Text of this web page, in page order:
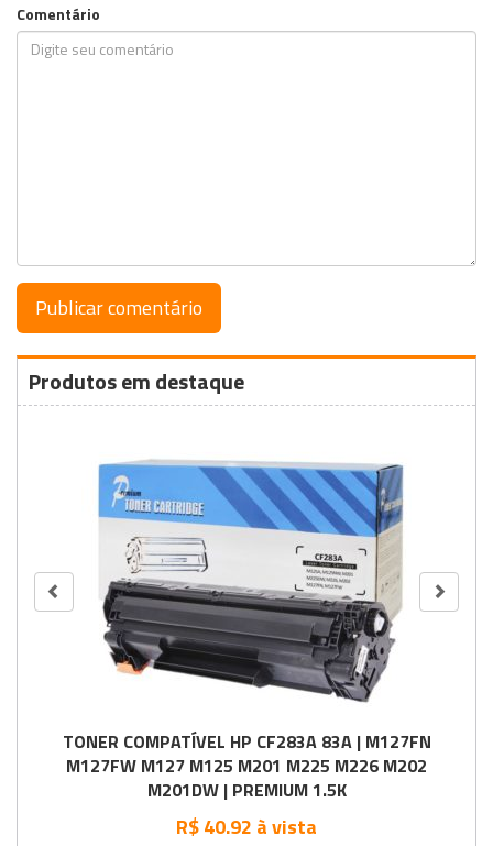
Comentário
Produtos em destaque
TONER COMPATÍVEL HP CF283A 83A | M127FN
M127FW M127 M125 M201 M225 M226 M202
M201DW | PREMIUM 1.5K
R$ 40.92 à vista